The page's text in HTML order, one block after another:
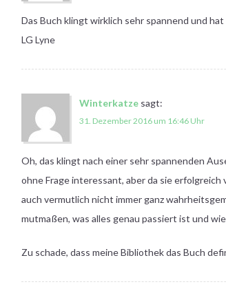
Das Buch klingt wirklich sehr spannend und
LG Lyne
Winterkatze sagt:
31. Dezember 2016 um 16:46 Uhr
Oh, das klingt nach einer sehr spannenden
ohne Frage interessant, aber da sie
auch vermutlich nicht immer ganz
mutmaßen, was alles genau passiert ist und
Zu schade, dass meine Bibliothek das Buch